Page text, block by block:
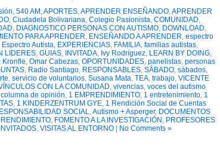
, 540 AM ,APORTES,APRENDER ENSEÑANDO,APRENDER
, Ciudadela Bolivariana, Colegio Pasionista, COMUNIDAD,
, DIAGNOSTICO PERSONAS CON AUTISMO, DOWNLOAD,
PARA APRENDER, ENSEÑANDO A APRENDER, espectro
Espectro Autista, EXPERIENCIAS, FAMILIA, familias autistas,
LIDERES, GUIAS, INVITADA, Ivy Rodríguez, LEARN BY DOING,
Kronfle, Omar Cabezas, OPORTUNIDADES, panelistas, personas
, Radio Santiago, RESPONSABLES, SÁBADO, sábados,
, servicio de voluntarios, Susana Mata, TEA, trabajo, VICENTE
CON LA COMUNIDAD, vivencias, voces del autismo
columna de opinión, 1 EMPRENDIMIENTO, 1 entretenimiento, 1
, 1 KINDERZENTRUM GYE, 1 Rendición Social de Cuentas
SOCIAL,Autismo + Asperger, DOCUMENTOS
, FOMENTO A LA INVESTIGACIÓN , PROFESORES
INVITADOS, VISITAS AL ENTORNO No Comments »